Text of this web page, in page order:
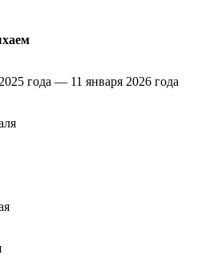
года — 11 января 2026 года